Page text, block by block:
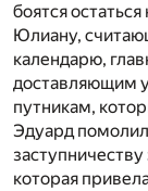
боятся
Юлиану,
календарю,
доставляющим
путникам,
Эдуард
которая